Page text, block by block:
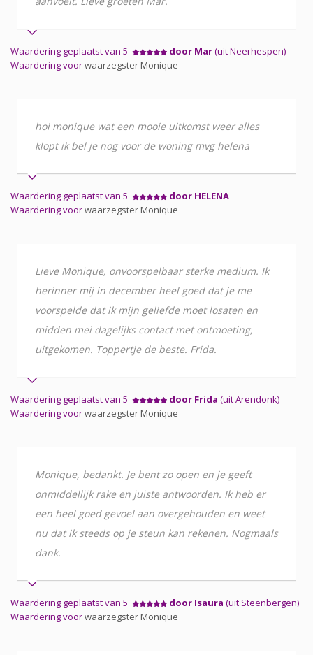
Waardering geplaatst van 5 door Mar(uit Neerhespen)
Waardering voorwaarzegster Monique
hoi monique wat een mooie uitkomst weer alles
klopt ik bel je nog voor de woning mvg helena
Waardering geplaatst van 5
door HELENA
Waardering voorwaarzegster Monique
Lieve Monique, onvoorspelbaar sterke medium. Ik
herinner mij in december heel goed dat je me
voorspelde dat ik mijn geliefde moet losaten en
midden mei dagelijks contact met ontmoeting,
uitgekomen. Toppertje de beste. Frida.
Waardering geplaatst van 5 door Frida (uit Arendonk)
Waardering voorwaarzegster Monique
Monique, bedankt. Je bent zo open en je geeft
onmiddellijk rake en juiste antwoorden. Ik heb er
een heel goed gevoel aan overgehouden en weet
nu dat ik steeds op je steun kan rekenen. Nogmaals
dank.
Waardering geplaatst van 5 door Isaura (uit Steenbergen)
Waardering voorwaarzegster Monique